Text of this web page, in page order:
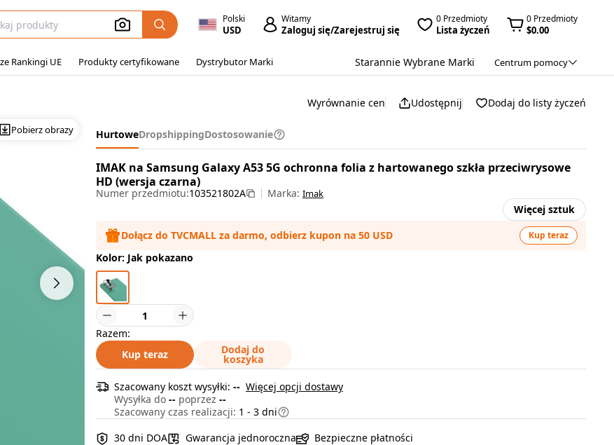
Polski
USD
Witamy
Zaloguj się/Zarejestruj się
0 Przedmioty
Lista życzeń
0 Przedmioty
$0.00
Rankingi UE Produkty certyfikowane Dystrybutor Marki Starannie Wybrane Marki Centrum pomocy
ekranu Galaxy A53 5G
Pobierz obrazy
Wyrównanie cen Udostępnij Dodaj do listy życzeń
HurtoweDropshippingDostosowanie
IMAK na Samsung Galaxy A53 5G ochronna folia z hartowanego szkła przeciwrysowe
HD (wersja czarna)
Numer przedmiotu:103521802A Marka: Imak
Więcej sztuk
Dołącz do TVCMALL za darmo, odbierz kupon na 50 USD
Kup teraz
Kolor: Jak pokazano
Razem:
Kup teraz
Dodaj do
koszyka
Szacowany koszt wysyłki: -- Więcej opcji dostawy
Wysyłka do -- poprzez --
Szacowany czas realizacji: 1 - 3 dni
30 dni DOA
Gwarancja jednoroczna Bezpieczne płatności